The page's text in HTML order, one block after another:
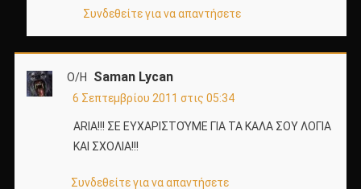
Συνδεθείτε για να απαντήσετε
Ο/Η Saman Lycan
6 Σεπτεμβρίου 2011 στις 05:34
ΑRIA!!! ΣΕ ΕΥΧΑΡΙΣΤΟΎΜΕ ΓΙΑ ΤΑ ΚΑΛΑ ΣΟΥ ΛΟΓΙΑ
ΚΑΙ ΣΧΟΛΙΑ!!!
Συνδεθείτε για να απαντήσετε